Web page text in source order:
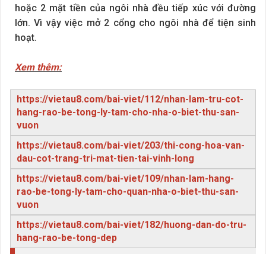
hoặc 2 mặt tiền của ngôi nhà đều tiếp xúc với đường
lớn. Vì vậy việc mở 2 cổng cho ngôi nhà để tiện sinh
hoạt.
Xem thêm:
https://vietau8.com/bai-viet/112/nhan-lam-tru-cot-
hang-rao-be-tong-ly-tam-cho-nha-o-biet-thu-san-
vuon
https://vietau8.com/bai-viet/203/thi-cong-hoa-van-
dau-cot-trang-tri-mat-tien-tai-vinh-long
https://vietau8.com/bai-viet/109/nhan-lam-hang-
rao-be-tong-ly-tam-cho-quan-nha-o-biet-thu-san-
vuon
https://vietau8.com/bai-viet/182/huong-dan-do-tru-
hang-rao-be-tong-dep